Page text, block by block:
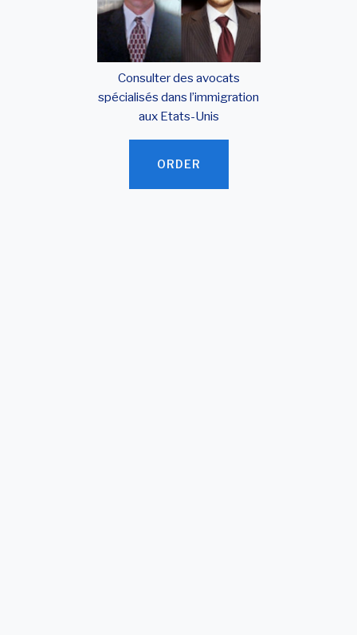
Consulter des avocats
spécialisés dans l’immigration
aux Etats-Unis
ORDER